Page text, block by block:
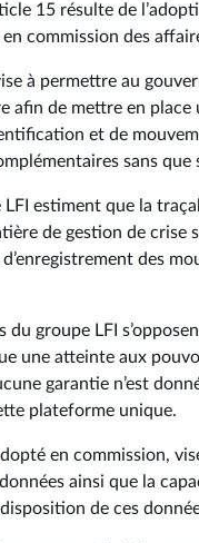
15 résulte de
en commission des
à permettre au
afin de mettre en
et de
sans que
LFI estiment que la
de gestion de crise
des
du groupe LFI
une atteinte aux
garantie n’est
plateforme unique.
en commission,
ainsi que la
de ces